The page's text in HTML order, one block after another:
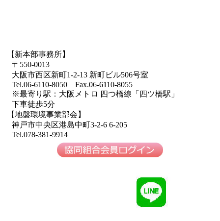
【新本部事務所】
〒550-0013
大阪市西区新町1-2-13 新町ビル506号室
Tel.06-6110-8050 Fax.06-6110-8055
※最寄り駅：大阪メトロ 四つ橋線「四ツ橋駅」
下車徒歩5分
【地盤環境事業部会】
神戸市中央区港島中町3-2-6 6-205
Tel.078-381-9914